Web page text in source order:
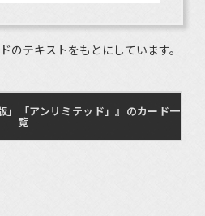
のテキストをもとにしています。
」「アンリミテッド」』のカード一
覧